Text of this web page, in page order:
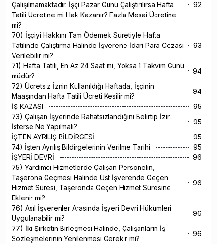
Çalışılmamaktadır. İşçi Pazar Günü Çalıştırılırsa Hafta
Tatili Ücretine mi Hak Kazanır? Fazla Mesai Ücretine
mi?
92
70) İşçiyi Hakkını Tam Ödemek Suretiyle Hafta
Tatilinde Çalıştırma Halinde İşverene İdari Para Cezası
Verilebilir mi?
93
71) Hafta Tatili, En Az 24 Saat mi, Yoksa 1 Takvim Günü
müdür?
94
72) Ücretsiz İznin Kullanıldığı Haftada, İşçinin
Maaşından Hafta Tatili Ücreti Kesilir mi?
94
İŞ KAZASI
95
73) Çalışan İşyerinde Rahatsızlandığını Belirtip İzin
İsterse Ne Yapılmalı?
95
İŞTEN AYRILIŞ BİLDİRGESİ
95
74) İşten Ayrılış Bildirgelerinin Verilme Tarihi
95
İŞYERİ DEVRİ
96
75) Yardımcı Hizmetlerde Çalışan Personelin,
Taşerona Geçmesi Halinde Üst İşverende Geçen
Hizmet Süresi, Taşeronda Geçen Hizmet Süresine
Eklenir mi?
96
76) Asıl İşverenler Arasında İşyeri Devri Hükümleri
Uygulanabilir mi?
96
77) İki Şirketin Birleşmesi Halinde, Çalışanların İş
Sözleşmelerinin Yenilenmesi Gerekir mi?
96